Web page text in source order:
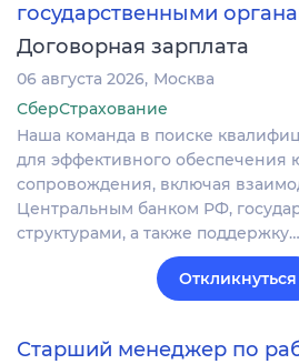
государственными
Договорная зарплата
06 августа 2026 Москва
СберСтрахование
Наша команда в поиске
для эффективного обеспечения
сопровождения, включая
Центральным банком РФ,
структурами, а также поддержку…
Откликнуться
Старший менеджер по